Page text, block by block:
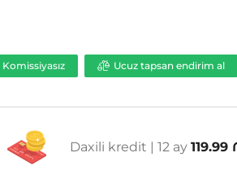
Komissiyasız Ucuz tapsan endirim al
Daxili kredit | 12 ay 119.99